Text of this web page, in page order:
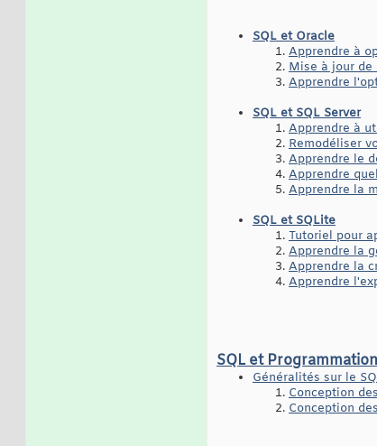
SQL et Oracle
Apprendre à
Mise à jour de
Apprendre
SQL et SQL Server
Apprendre à
Remodéliser
Apprendre le
Apprendre
Apprendre la
SQL et SQLite
Tutoriel pour
Apprendre la
Apprendre la
Apprendre
SQL et
Généralités sur le
Conception
Conception